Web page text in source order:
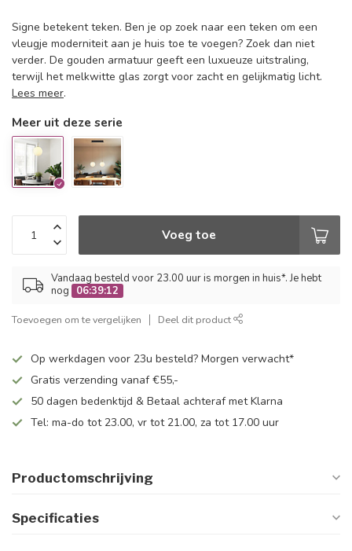
Signe betekent teken. Ben je op zoek naar een teken om een
vleugje moderniteit aan je huis toe te voegen? Zoek dan niet
verder. De gouden armatuur geeft een luxueuze uitstraling,
terwijl het melkwitte glas zorgt voor zacht en gelijkmatig licht.
Lees meer.
Meer uit deze serie
Voeg toe
Vandaag besteld voor 23.00 uur is morgen in huis*. Je hebt
nog
06:39:12
Toevoegen om te vergelijken Deel dit product
Op werkdagen voor 23u besteld? Morgen verwacht*
Gratis verzending vanaf €55,-
50 dagen bedenktijd & Betaal achteraf met Klarna
Tel: ma-do tot 23.00, vr tot 21.00, za tot 17.00 uur
Productomschrijving
Specificaties